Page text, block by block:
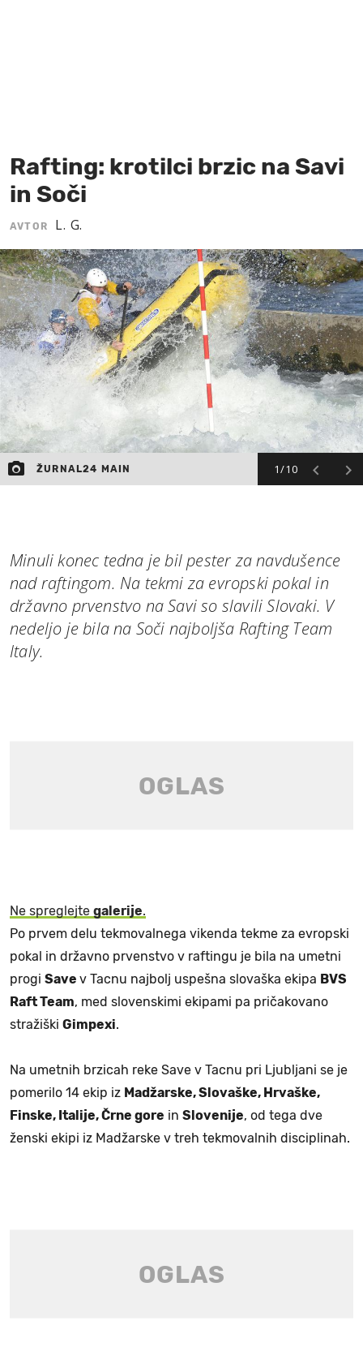
Rafting: krotilci brzic na Savi
in Soči
AVTOR L. G.
1/10
ŽURNAL24 MAIN
Minuli konec tedna je bil pester za navdušence
nad raftingom. Na tekmi za evropski pokal in
državno prvenstvo na Savi so slavili Slovaki. V
nedeljo je bila na Soči najboljša Rafting Team
Italy.
Ne spreglejte galerije.
Po prvem delu tekmovalnega vikenda tekme za evropski
pokal in državno prvenstvo v raftingu je bila na umetni
progi Save v Tacnu najbolj uspešna slovaška ekipa BVS
Raft Team, med slovenskimi ekipami pa pričakovano
stražiški Gimpexi.
Na umetnih brzicah reke Save v Tacnu pri Ljubljani se je
pomerilo 14 ekip iz Madžarske, Slovaške, Hrvaške,
Finske, Italije, Črne gore in Slovenije, od tega dve
ženski ekipi iz Madžarske v treh tekmovalnih disciplinah.